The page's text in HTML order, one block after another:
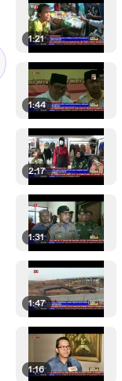
1:21
1:44
2:17
1:31
1:47
1:16